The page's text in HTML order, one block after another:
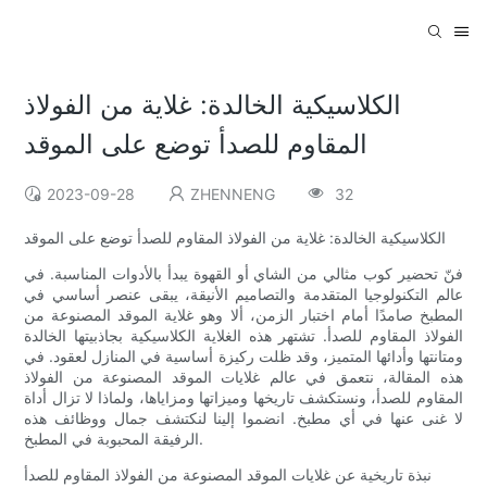
الكلاسيكية الخالدة: غلاية من الفولاذ
المقاوم للصدأ توضع على الموقد
2023-09-28 ZHENNENG 32
الكلاسيكية الخالدة: غلاية من الفولاذ المقاوم للصدأ توضع على الموقد
فنّ تحضير كوب مثالي من الشاي أو القهوة يبدأ بالأدوات المناسبة. في
عالم التكنولوجيا المتقدمة والتصاميم الأنيقة، يبقى عنصر أساسي في
المطبخ صامدًا أمام اختبار الزمن، ألا وهو غلاية الموقد المصنوعة من
الفولاذ المقاوم للصدأ. تشتهر هذه الغلاية الكلاسيكية بجاذبيتها الخالدة
ومتانتها وأدائها المتميز، وقد ظلت ركيزة أساسية في المنازل لعقود. في
هذه المقالة، نتعمق في عالم غلايات الموقد المصنوعة من الفولاذ
المقاوم للصدأ، ونستكشف تاريخها وميزاتها ومزاياها، ولماذا لا تزال أداة
لا غنى عنها في أي مطبخ. انضموا إلينا لنكتشف جمال ووظائف هذه
الرفيقة المحبوبة في المطبخ.
نبذة تاريخية عن غلايات الموقد المصنوعة من الفولاذ المقاوم للصدأ